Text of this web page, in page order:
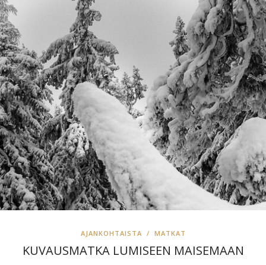
AJANKOHTAISTA / MATKAT
KUVAUSMATKA LUMISEEN MAISEMAAN